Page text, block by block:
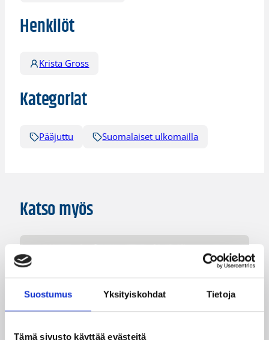
Suostumus Yksityiskohdat Tietoja
Tämä sivusto käyttää evästeitä
Henkilöt
Krista Gross
Kategoriat
Pääjuttu Suomalaiset ulkomailla
Katso myös